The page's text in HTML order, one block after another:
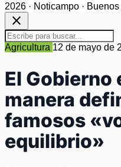
2026 · Noticampo ·
close
Agricultura 12 de mayo de
El Gobierno
manera
famosos
equilibrio»